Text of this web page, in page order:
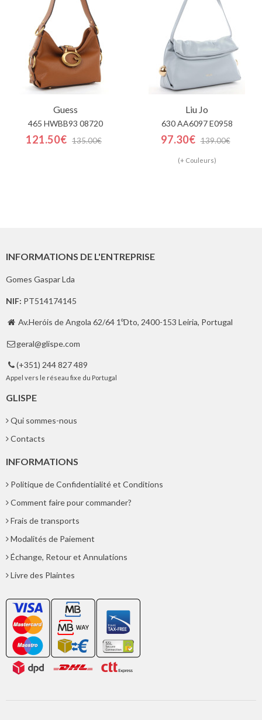
Guess
465 HWBB93 08720
121.50€ 135.00€
Liu Jo
630 AA6097 E0958
97.30€ 139.00€
(+ Couleurs)
INFORMATIONS DE L'ENTREPRISE
Gomes Gaspar Lda
NIF: PT514174145
 Av.Heróis de Angola 62/64 1ºDto, 2400-153 Leiria, Portugal
 geral@glispe.com
 (+351) 244 827 489
Appel vers le réseau fixe du Portugal
GLISPE
Qui sommes-nous
Contacts
INFORMATIONS
Politique de Confidentialité et Conditions
Comment faire pour commander?
Frais de transports
Modalités de Paiement
Échange, Retour et Annulations
Livre des Plaintes